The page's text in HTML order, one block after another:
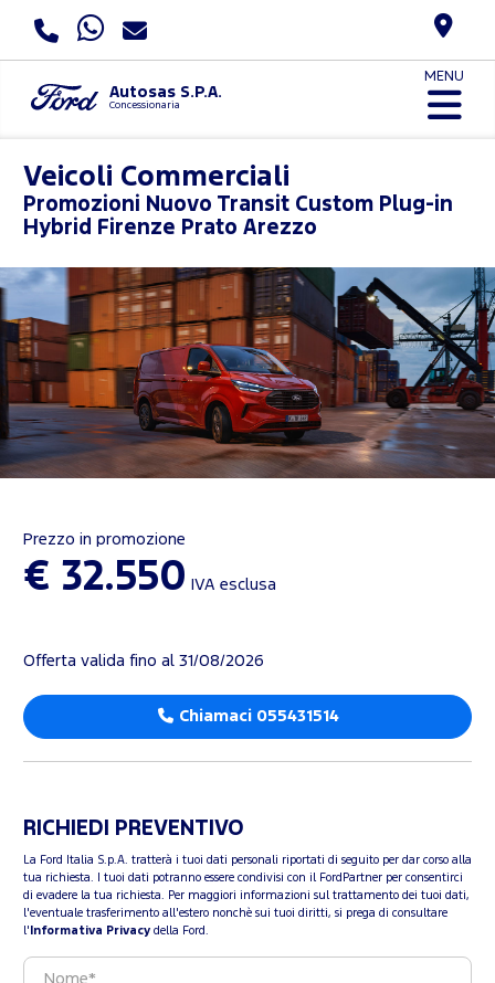
Autosas S.P.A.
Concessionaria
MENU
Veicoli Commerciali
Promozioni Nuovo Transit Custom Plug-in
Hybrid Firenze Prato Arezzo
Prezzo in promozione
€ 32.550 IVA esclusa
Offerta valida fino al 31/08/2026
Chiamaci 055431514
RICHIEDI PREVENTIVO
La Ford Italia S.p.A. tratterà i tuoi dati personali riportati di seguito per dar corso alla
tua richiesta. I tuoi dati potranno essere condivisi con il FordPartner per consentirci
di evadere la tua richiesta. Per maggiori informazioni sul trattamento dei tuoi dati,
l'eventuale trasferimento all'estero nonchè sui tuoi diritti, si prega di consultare
l' Informativa Privacy della Ford.